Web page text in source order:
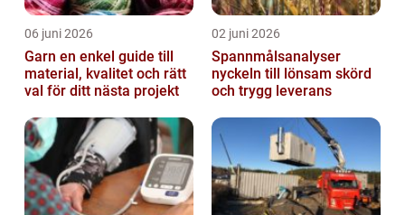
06 juni 2026
Garn en enkel guide till
material, kvalitet och rätt
val för ditt nästa projekt
02 juni 2026
Spannmålsanalyser
nyckeln till lönsam skörd
och trygg leverans